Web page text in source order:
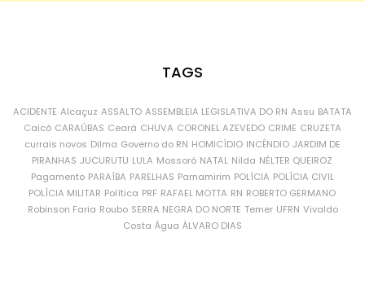
TAGS
ACIDENTE Alcaçuz ASSALTO ASSEMBLEIA LEGISLATIVA DO RN Assu BATATA
Caicó CARAÚBAS Ceará CHUVA CORONEL AZEVEDO CRIME CRUZETA
currais novos Dilma Governo do RN HOMICÍDIO INCÊNDIO JARDIM DE
PIRANHAS JUCURUTU LULA Mossoró NATAL Nilda NÉLTER QUEIROZ
Pagamento PARAÍBA PARELHAS Parnamirim POLÍCIA POLÍCIA CIVIL
POLÍCIA MILITAR Política PRF RAFAEL MOTTA RN ROBERTO GERMANO
Robinson Faria Roubo SERRA NEGRA DO NORTE Temer UFRN Vivaldo
Costa Água ÁLVARO DIAS